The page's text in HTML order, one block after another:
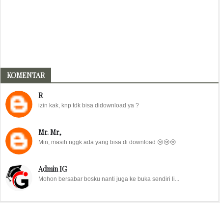
KOMENTAR
R
izin kak, knp tdk bisa didownload ya ?
Mr. Mr,
Min, masih nggk ada yang bisa di download 😢😢😢
Admin IG
Mohon bersabar bosku nanti juga ke buka sendiri li...